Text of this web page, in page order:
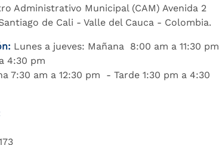
Administrativo Municipal (CAM) Avenida 2
de Cali - Valle del Cauca - Colombia.
Lunes a jueves: Mañana 8:00 am a 11:30 pm
4:30 pm
7:30 am a 12:30 pm - Tarde 1:30 pm a 4:30